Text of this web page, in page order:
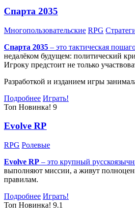
Спарта 2035
Многопользовательские RPG
Спарта 2035 – это тактическая
недалёком будущем: политический
Игроку предстоит не только
Разработкой и изданием игры
Подробнее Играть!
Топ Новинка! 9
Evolve RP
RPG Ролевые
Evolve RP – это крупный
выполняют миссии, а живут
правилам.
Подробнее Играть!
Топ Новинка! 9.1